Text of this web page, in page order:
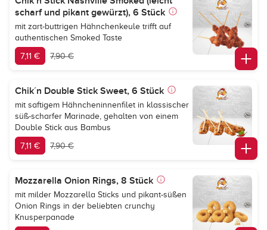
scharf und pikant gewürzt), 6 Stück
mit zart-buttrigen Hähnchenkeule trifft auf
authentischen Smoked Taste
7,11 € 7,90 €
Chik´n Double Stick Sweet, 6 Stück
mit saftigem Hähncheninnenfilet in klassischer
süß-scharfer Marinade, gehalten von einem
Double Stick aus Bambus
7,11 € 7,90 €
Mozzarella Onion Rings, 8 Stück
mit milder Mozzarella Sticks und pikant-süßen
Onion Rings in der beliebten crunchy
Knusperpanade